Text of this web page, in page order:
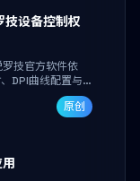
设备控制权
技官方软件依
DPI曲线配置与
私并释放硬件性
原创